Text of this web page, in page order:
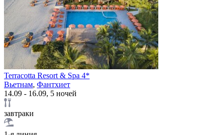
Terracotta Resort & Spa 4*
Вьетнам, Фантхиет
14.09 - 16.09, 5 ночей
завтраки